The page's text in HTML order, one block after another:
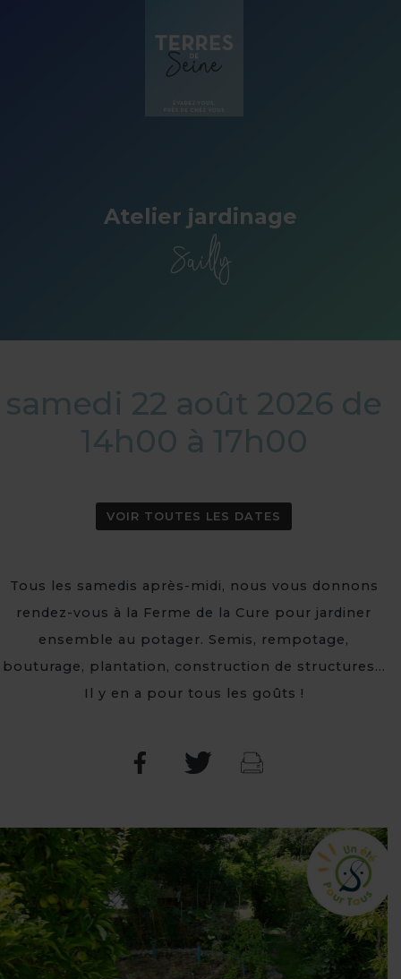
Atelier jardinage
Sailly
samedi 22 août 2026 de
14h00 à 17h00
VOIR TOUTES LES DATES
Tous les samedis après-midi, nous vous donnons
rendez-vous à la Ferme de la Cure pour jardiner
ensemble au potager. Semis, rempotage,
bouturage, plantation, construction de structures...
Il y en a pour tous les goûts !